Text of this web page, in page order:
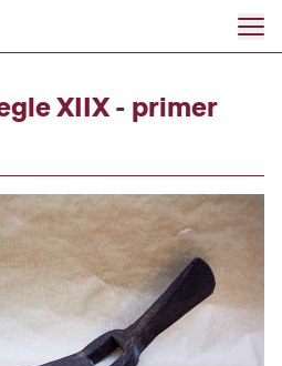
XIIX - primer